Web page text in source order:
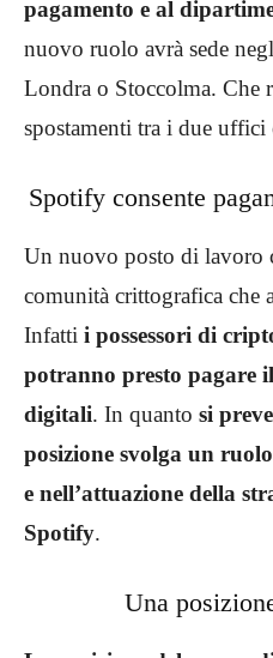
pagamento e al
nuovo ruolo avrà sede
Londra o Stoccolma. Che
spostamenti tra i due uffici
Spotify consente
Un nuovo posto di lavoro
comunità crittografica che
Infatti i possessori di
potranno presto pagare
digitali. In quanto si
posizione svolga un
e nell’attuazione della
Spotify.
Una